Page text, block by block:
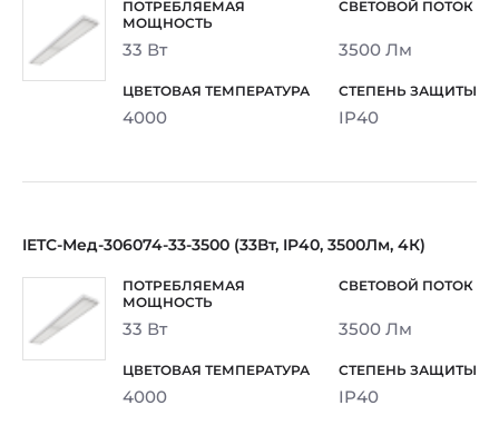
33 Вт 3500 Лм
4000 IP40
IETC-Мед-306074-33-3500 (33Вт, IP40, 3500Лм, 4К)
33 Вт 3500 Лм
4000 IP40